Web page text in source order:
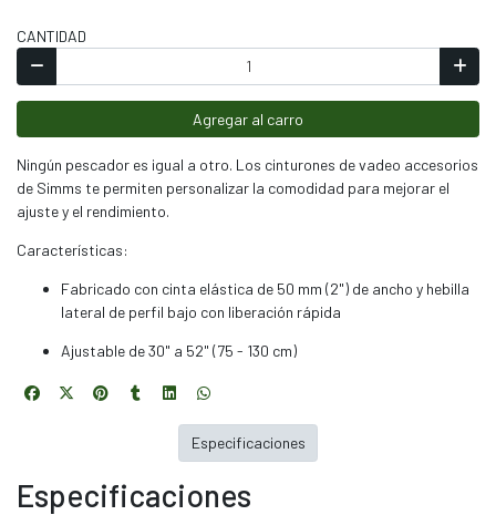
CANTIDAD
Agregar al carro
Ningún pescador es igual a otro. Los cinturones de vadeo accesorios
de Simms te permiten personalizar la comodidad para mejorar el
ajuste y el rendimiento.
Características:
Fabricado con cinta elástica de 50 mm (2") de ancho y hebilla
lateral de perfil bajo con liberación rápida
Ajustable de 30" a 52" (75 - 130 cm)
Especificaciones
Especificaciones